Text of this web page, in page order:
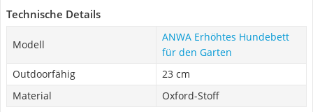
Technische Details
Modell
ANWA Erhöhtes Hundebett
für den Garten
Outdoorfähig
23 cm
Material
Oxford-Stoff